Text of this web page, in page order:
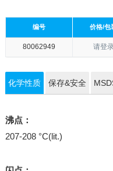
编号 价格/包
80062949 请登
化学性质 保存&安全
沸点：
207-208 °C(lit.)